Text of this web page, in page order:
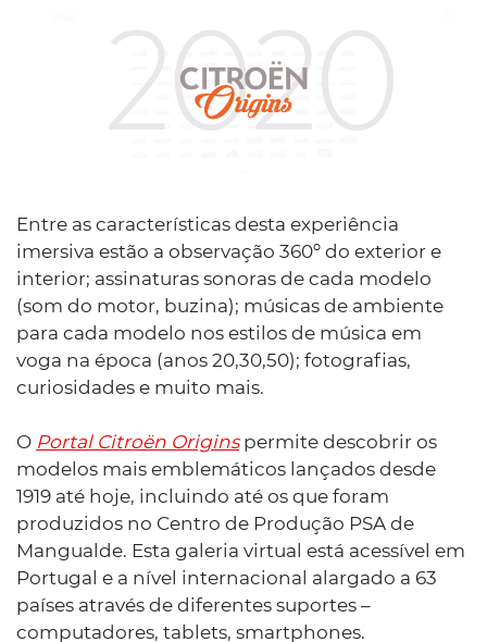
Entre as características desta experiência
imersiva estão a observação 360º do exterior e
interior; assinaturas sonoras de cada modelo
(som do motor, buzina); músicas de ambiente
para cada modelo nos estilos de música em
voga na época (anos 20,30,50); fotografias,
curiosidades e muito mais.
O Portal Citroën Originspermite descobrir os
modelos mais emblemáticos lançados desde
1919 até hoje, incluindo até os que foram
produzidos no Centro de Produção PSA de
Mangualde. Esta galeria virtual está acessível em
Portugal e a nível internacional alargado a 63
países através de diferentes suportes –
computadores, tablets, smartphones.